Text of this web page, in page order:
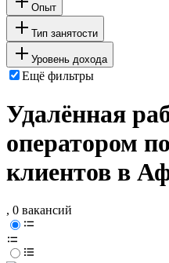
Опыт
Тип занятости
Уровень дохода
Ещё фильтры
Удалённая
оператором
клиентов в
, 0 вакансий